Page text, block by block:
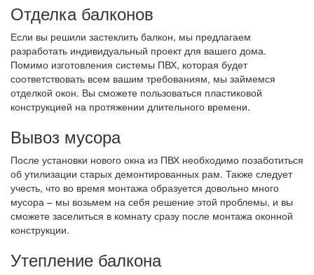
Отделка балконов
Если вы решили застеклить балкон, мы предлагаем
разработать индивидуальный проект для вашего дома.
Помимо изготовления системы ПВХ, которая будет
соответствовать всем вашим требованиям, мы займемся
отделкой окон. Вы сможете пользоваться пластиковой
конструкцией на протяжении длительного времени.
Вывоз мусора
После установки нового окна из ПВХ необходимо позаботиться
об утилизации старых демонтированных рам. Также следует
учесть, что во время монтажа образуется довольно много
мусора – мы возьмем на себя решение этой проблемы, и вы
сможете заселиться в комнату сразу после монтажа оконной
конструкции.
Утепление балкона